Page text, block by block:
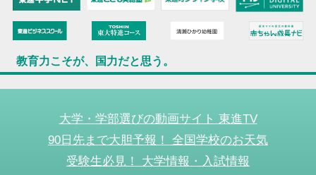
教育力こそが、国力だと思う。
大学・学部選びの動画サイト 東進TV
90日先まで大胆予報！ 全国学校のお天気
受験生必見！ 大学情報・入試情報